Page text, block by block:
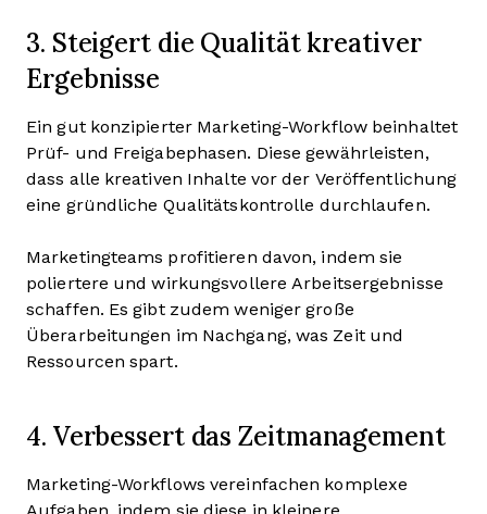
3. Steigert die Qualität kreativer
Ergebnisse
Ein gut konzipierter Marketing-Workflow beinhaltet
Prüf- und Freigabephasen. Diese gewährleisten,
dass alle kreativen Inhalte vor der Veröffentlichung
eine gründliche Qualitätskontrolle durchlaufen.
Marketingteams profitieren davon, indem sie
poliertere und wirkungsvollere Arbeitsergebnisse
schaffen. Es gibt zudem weniger große
Überarbeitungen im Nachgang, was Zeit und
Ressourcen spart.
4. Verbessert das Zeitmanagement
Marketing-Workflows vereinfachen komplexe
Aufgaben, indem sie diese in kleinere,